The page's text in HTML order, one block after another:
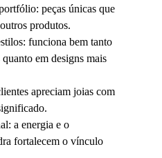
peças únicas que
produtos.
funciona bem tanto
em designs mais
apreciam joias com
a energia e o
fortalecem o vínculo